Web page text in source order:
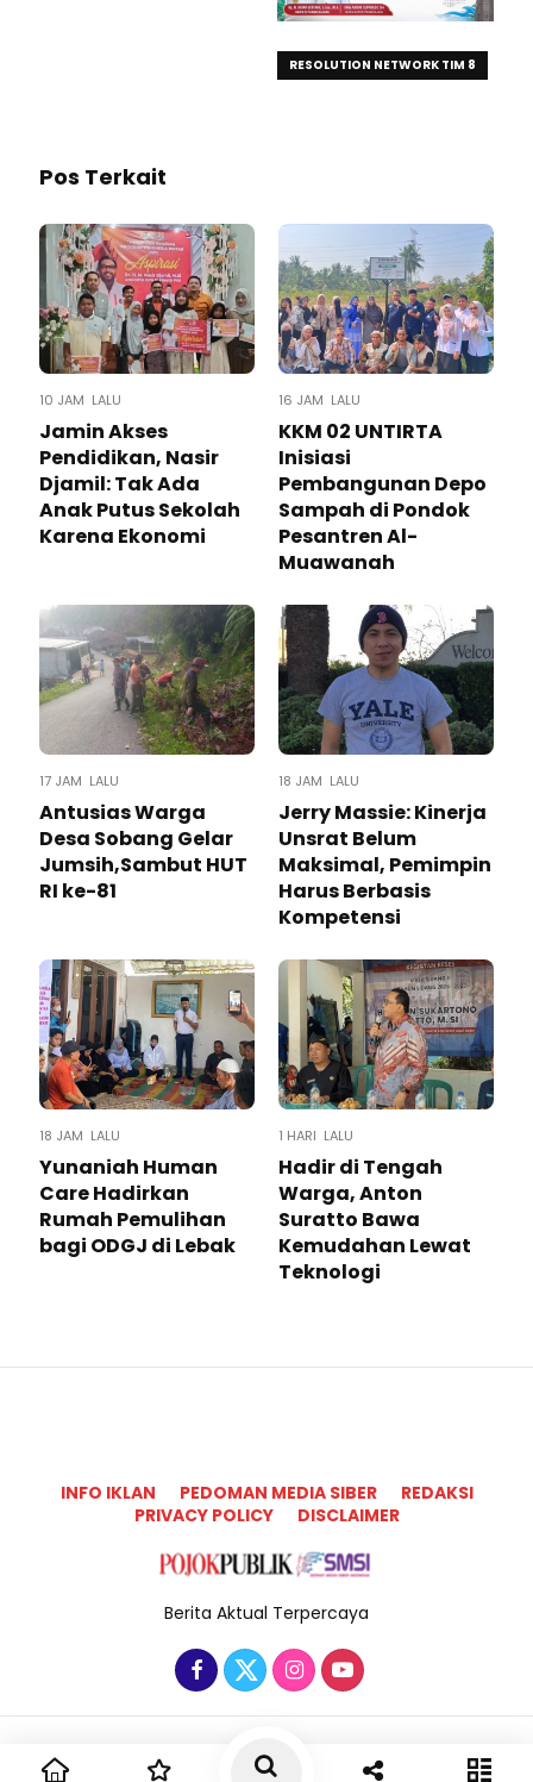
RESOLUTION NETWORK TIM 8
Pos Terkait
10 JAM LALU
Jamin Akses
Pendidikan, Nasir
Djamil: Tak Ada
Anak Putus Sekolah
Karena Ekonomi
16 JAM LALU
KKM 02 UNTIRTA
Inisiasi
Pembangunan Depo
Sampah di Pondok
Pesantren Al-
Muawanah
17 JAM LALU
Antusias Warga
Desa Sobang Gelar
Jumsih,Sambut HUT
RI ke-81
18 JAM LALU
Jerry Massie: Kinerja
Unsrat Belum
Maksimal, Pemimpin
Harus Berbasis
Kompetensi
18 JAM LALU
Yunaniah Human
Care Hadirkan
Rumah Pemulihan
bagi ODGJ di Lebak
1 HARI LALU
Hadir di Tengah
Warga, Anton
Suratto Bawa
Kemudahan Lewat
Teknologi ​
INFO IKLAN PEDOMAN MEDIA SIBER
REDAKSI
PRIVACY POLICY
DISCLAIMER
Berita Aktual Terpercaya
Copyright @2025 Pojok Publik All Rights Reserved